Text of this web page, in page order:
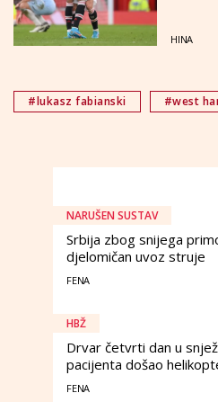
HINA
#lukasz fabianski #west
NARUŠEN SUSTAV
Srbija zbog snijega
djelomičan uvoz struje
FENA
HBŽ
Drvar četvrti dan u
pacijenta došao
FENA